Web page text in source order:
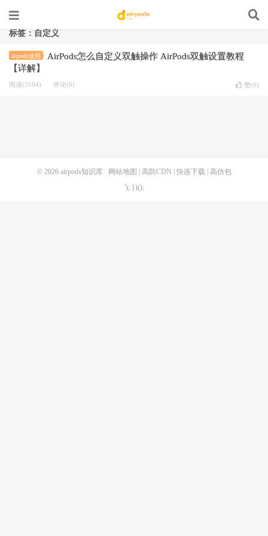
标签：自定义
airpods使用
AirPods怎么自定义双触操作 AirPods双触设置教程
【详解】
阅读(3194) 评论(0) 赞(0)
© 2026 airpods知识库 网站地图 高防CDN 快连下载| 高仿包
'); })();